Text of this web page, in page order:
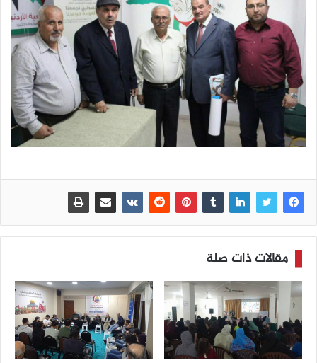
مقالات ذات صلة